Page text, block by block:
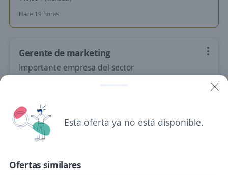
Hace 19 horas
Gerente de marketing
Importante empresa del sector
Ayer
Importante empresa del sector
Esta oferta ya no está disponible.
Ofertas similares